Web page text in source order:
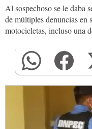
Al sospechoso se le daba
de múltiples denuncias en
motocicletas, incluso una